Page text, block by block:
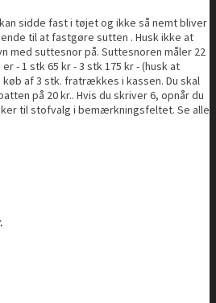
sidde fast i tøjet og ikke så nemt bliver
til at fastgøre sutten . Husk ikke at
med suttesnor på. Suttesnoren måler 22
- 1 stk 65 kr - 3 stk 175 kr - (husk at
af 3 stk. fratrækkes i kassen. Du skal
på 20 kr.. Hvis du skriver 6, opnår du
til stofvalg i bemærkningsfeltet. Se alle
Prisinterval: